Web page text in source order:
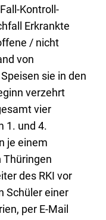
Kontroll-
Erkrankte
/ nicht
von
sie in den
verzehrt
vier
1. und 4.
je einem
Thüringen
des RKI vor
Schüler einer
per E-Mail